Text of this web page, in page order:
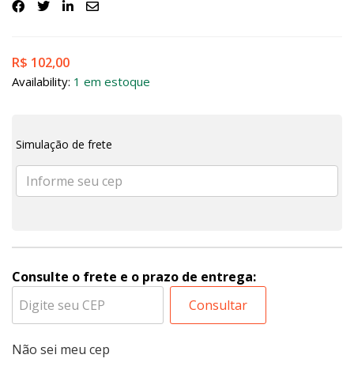
R$ 102,00
Availability: 1 em estoque
Simulação de frete
Consulte o frete e o prazo de entrega:
Consultar
Não sei meu cep